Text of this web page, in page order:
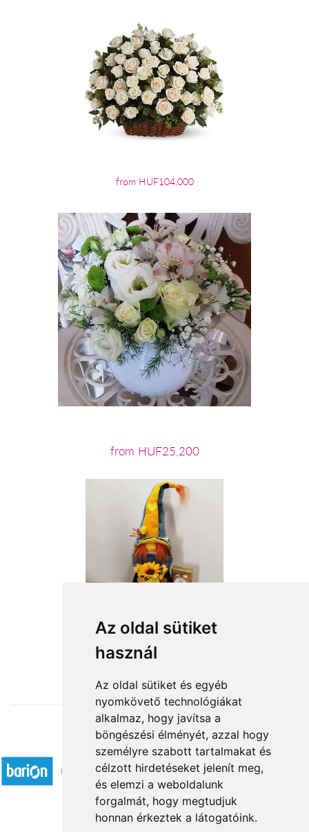
Az oldal sütiket
használ
Az oldal sütiket és egyéb
nyomkövető technológiákat
alkalmaz, hogy javítsa a
böngészési élményét, azzal hogy
személyre szabott tartalmakat és
célzott hirdetéseket jelenít meg,
és elemzi a weboldalunk
forgalmát, hogy megtudjuk
honnan érkeztek a látogatóink.
from HUF104,000
from HUF25,200
from HUF18,360
Accepted payment methods